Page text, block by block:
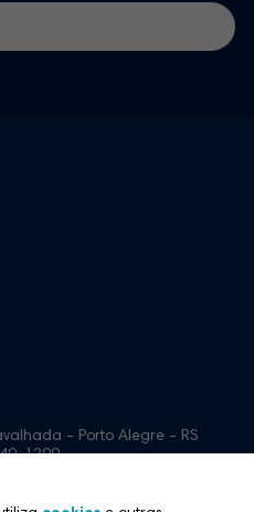
- Porto Alegre - RS
1299